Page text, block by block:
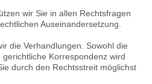
wir Sie in allen Rechtsfragen
Auseinandersetzung.
die Verhandlungen. Sowohl die
Korrespondenz wird
durch den Rechtsstreit möglichst